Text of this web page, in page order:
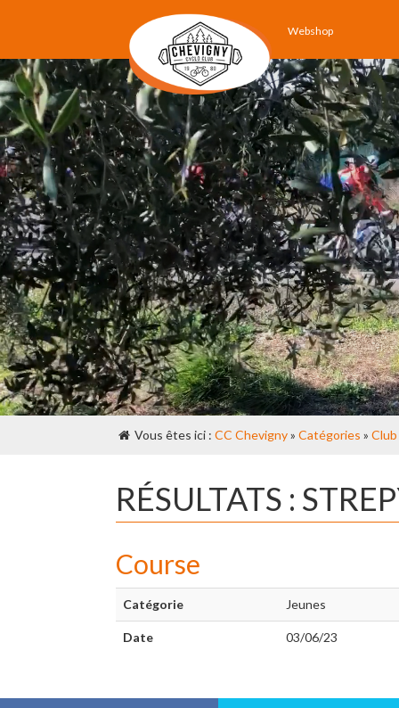
Webshop
Vous êtes ici : CC Chevigny» Catégories » Club
RÉSULTATS :
Course
Catégorie Jeunes
Date 03/06/23